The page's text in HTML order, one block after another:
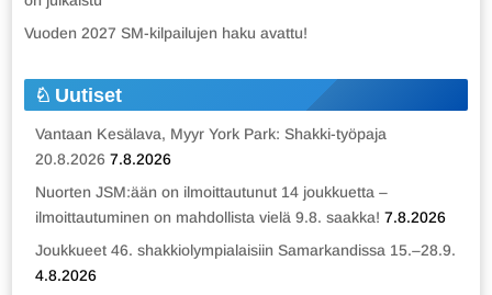
Vuoden 2027 SM-kilpailujen haku avattu!
Uutiset
Vantaan Kesälava, Myyr York Park: Shakki-työpaja
20.8.2026 7.8.2026
Nuorten JSM:ään on ilmoittautunut 14 joukkuetta –
ilmoittautuminen on mahdollista vielä 9.8. saakka! 7.8.2026
Joukkueet 46. shakkiolympialaisiin Samarkandissa 15.–28.9.
4.8.2026